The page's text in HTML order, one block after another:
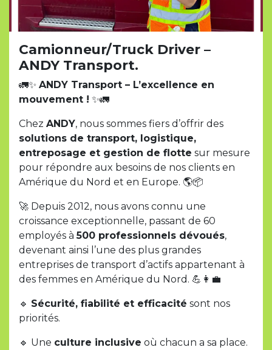
Camionneur/Truck Driver –
ANDY Transport.
🚛✨ ANDY Transport – L’excellence en
mouvement ! ✨🚛
Chez ANDY, nous sommes fiers d’offrir des
solutions de transport, logistique,
entreposage et gestion de flotte sur mesure
pour répondre aux besoins de nos clients en
Amérique du Nord et en Europe. 🌎📦
🚀 Depuis 2012, nous avons connu une
croissance exceptionnelle, passant de 60
employés à500 professionnels dévoués,
devenant ainsi l’une des plus grandes
entreprises de transport d’actifs appartenant à
des femmes en Amérique du Nord. 💪👩‍💼
🔹 Sécurité, fiabilité et efficacité sont nos
priorités.
🔹 Une culture inclusive où chacun a sa place.